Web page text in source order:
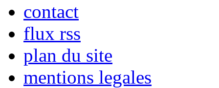
contact
flux rss
plan du site
mentions legales